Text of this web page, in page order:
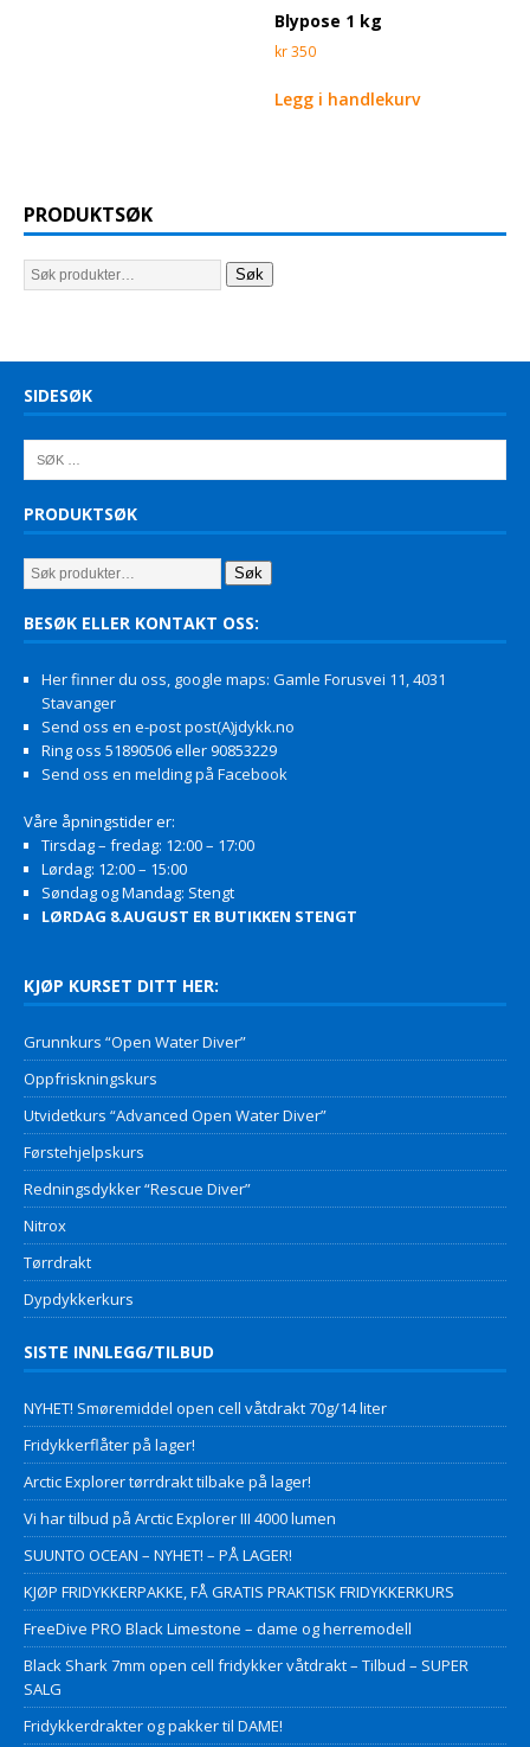
Blypose 1 kg
kr350
Legg i handlekurv
PRODUKTSØK
Søk
SIDESØK
PRODUKTSØK
Søk
BESØK ELLER KONTAKT OSS:
Her finner du oss, google maps: Gamle Forusvei 11, 4031
Stavanger
Send oss en e-post post(A)jdykk.no
Ring oss 51890506 eller 90853229
Send oss en melding på Facebook
Våre åpningstider er:
Tirsdag – fredag: 12:00 – 17:00
Lørdag: 12:00 – 15:00
Søndag og Mandag: Stengt
LØRDAG 8.AUGUST ER BUTIKKEN STENGT
KJØP KURSET DITT HER:
Grunnkurs “Open Water Diver”
Oppfriskningskurs
Utvidetkurs “Advanced Open Water Diver”
Førstehjelpskurs
Redningsdykker “Rescue Diver”
Nitrox
Tørrdrakt
Dypdykkerkurs
SISTE INNLEGG/TILBUD
NYHET! Smøremiddel open cell våtdrakt 70g/14 liter
Fridykkerflåter på lager!
Arctic Explorer tørrdrakt tilbake på lager!
Vi har tilbud på Arctic Explorer III 4000 lumen
SUUNTO OCEAN – NYHET! – PÅ LAGER!
KJØP FRIDYKKERPAKKE, FÅ GRATIS PRAKTISK FRIDYKKERKURS
FreeDive PRO Black Limestone – dame og herremodell
Black Shark 7mm open cell fridykker våtdrakt – Tilbud – SUPER
SALG
Fridykkerdrakter og pakker til DAME!